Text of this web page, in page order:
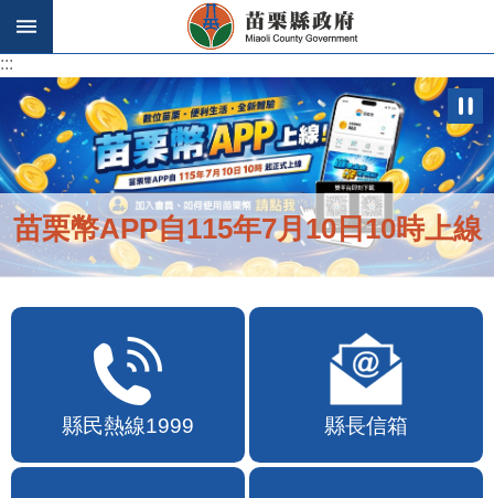
跳到主要內容區塊
:::
苗栗幣APP自115年7月10日10時上線
縣民熱線1999 縣長信箱